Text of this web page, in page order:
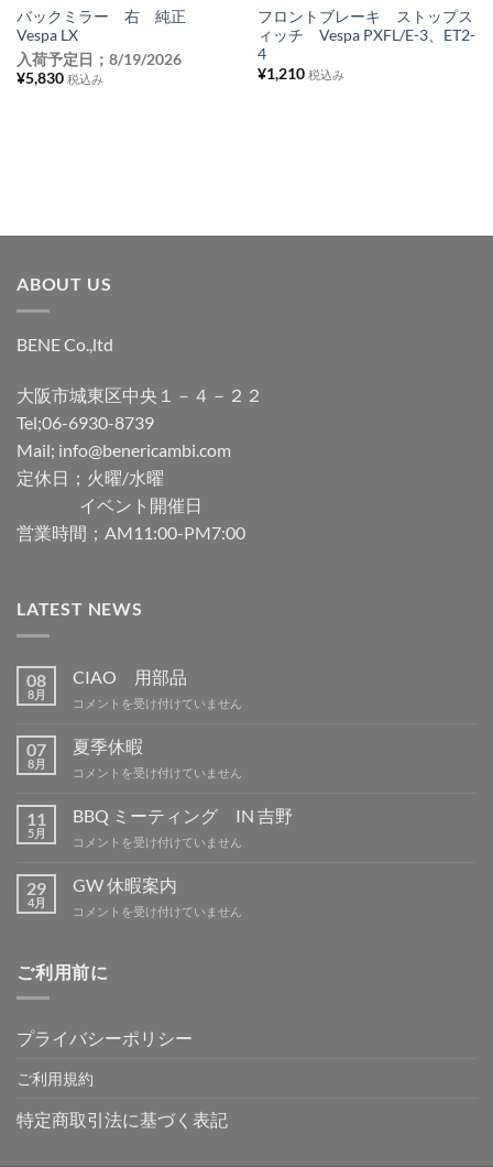
ス
バックミラー 右 純正
Vespa LX
入荷予定日； 8/19/2026
¥5,830 税込み
ト
フロントブレーキ ストップス
ィッチ Vespa PXFL/E-3、ET2-
4
¥1,210 税込み
ABOUT US
BENE Co.,ltd
大阪市城東区中央１－４－２２
Tel;06-6930-8739
Mail; info@benericambi.com
定休日；火曜/水曜
イベント開催日
営業時間；AM11:00-PM7:00
LATEST NEWS
08
8月
CIAO 用部品
CIAO
部
品
は
コメントを受け付けていません
07
8月
夏季休暇
夏
休
暇
は
コメントを受け付けていません
11
5月
BBQ ミーティング IN 吉野
BBQ
ー
テ
ィ
IN
コメントを受け付けていません
29
4月
GW 休暇案内
GW
案
内
コメントを受け付けていません
ご利用前に
プライバシーポリシー
ご利用規約
特定商取引法に基づく表記